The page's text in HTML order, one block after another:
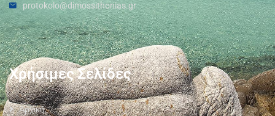
protokolo@dimossithonias.gr
Χρήσιμες Σελίδες
Αρχική